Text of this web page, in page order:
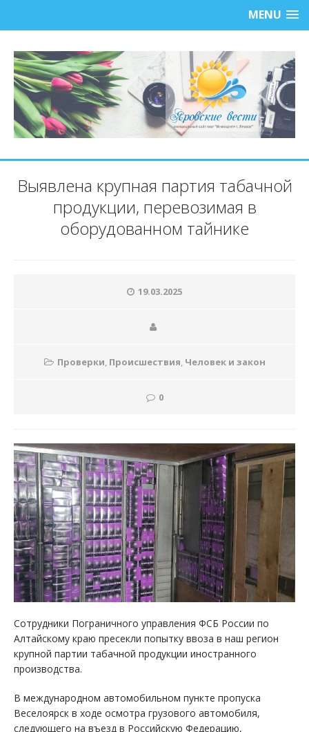
MENU
Выявлена крупная партия табачной
продукции, перевозимая в
оборудованном тайнике
19.03.2025
Проверки, Происшествия, Человек и закон
0
Сотрудники Пограничного управления ФСБ России по
Алтайскому краю пресекли попытку ввоза в наш регион
крупной партии табачной продукции иностранного
производства.
В международном автомобильном пункте пропуска
Веселоярск в ходе осмотра грузового автомобиля,
следующего на въезд в Российскую Федерацию,